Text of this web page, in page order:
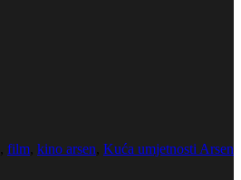
, film, kino arsen, Kuća umjetnosti Arsen